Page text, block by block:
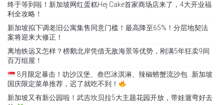
终于等到啦！新加坡网红蛋糕Hej Cake首家商场店来了，4大开业福
利全攻略！
新加坡拟下调老旧公寓集售同意门槛！最高降至65%！分层地契法
案将迎来大修正！
离地铁远又怎样？榜鹅北岸凭借无敌海景等优势，刚满5年狂卖9间
百万组屋！
8月限定暴击！叻沙汉堡、叁巴冰淇淋、辣椒螃蟹流沙包…新加坡
国庆限定菜单推荐，迟了就吃不到！
新加坡又有新公园啦！武吉坎贝拉5大主题花园开放，带娃遛弯好去